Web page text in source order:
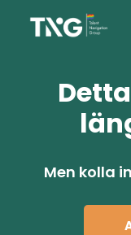
Men kolla